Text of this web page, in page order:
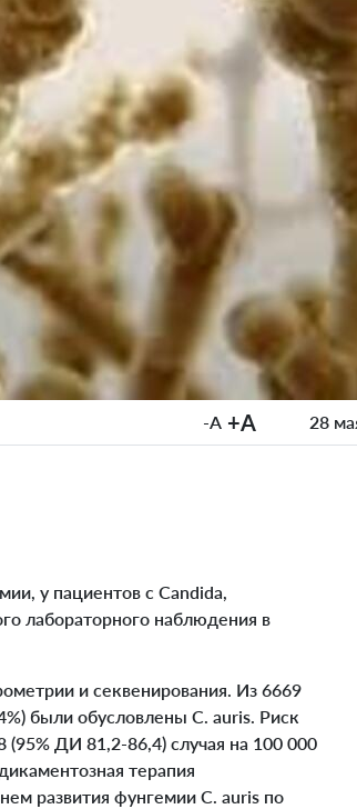
-A +A 28
у пациентов с Candida,
лабораторного наблюдения в
и секвенирования. Из 6669
были обусловлены C. auris. Риск
(95% ДИ 81,2-86,4) случая на 100 000
терапия
развития фунгемии C. auris по